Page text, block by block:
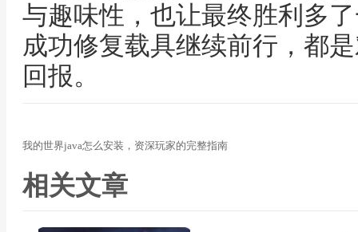
与趣味性，也让最终胜利多
成功修复载具继续前行，都
回报。
我的世界java怎么安装，资深玩家的完整指南
相关文章